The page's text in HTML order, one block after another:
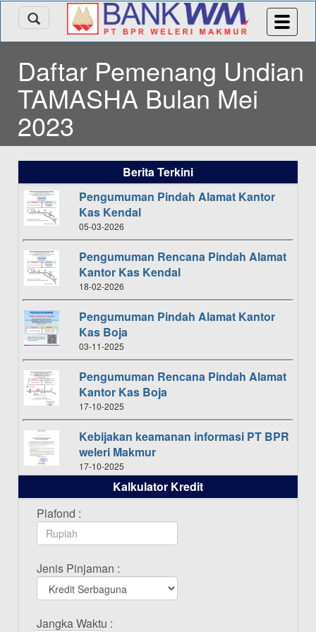
Daftar Pemenang Undian
TAMASHA Bulan Mei
2023
Berita Terkini
Pengumuman Pindah Alamat Kantor
Kas Kendal
05-03-2026
Pengumuman Rencana Pindah Alamat
Kantor Kas Kendal
18-02-2026
Pengumuman Pindah Alamat Kantor
Kas Boja
03-11-2025
Pengumuman Rencana Pindah Alamat
Kantor Kas Boja
17-10-2025
Kebijakan keamanan informasi PT BPR
weleri Makmur
17-10-2025
Daftar Pemenang Undian TAMASHA
Bulan Oktober 2025
16-10-2025
Bulan September 2025
20-09-2025
Daftar Pemenang Undian TAMASHA
Kalkulator Kredit
Plafond :
Jenis Pinjaman :
Jangka Waktu :